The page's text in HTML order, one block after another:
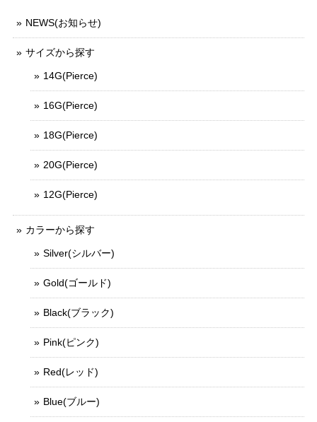
NEWS(お知らせ)
サイズから探す
14G(Pierce)
16G(Pierce)
18G(Pierce)
20G(Pierce)
12G(Pierce)
カラーから探す
Silver(シルバー)
Gold(ゴールド)
Black(ブラック)
Pink(ピンク)
Red(レッド)
Blue(ブルー)